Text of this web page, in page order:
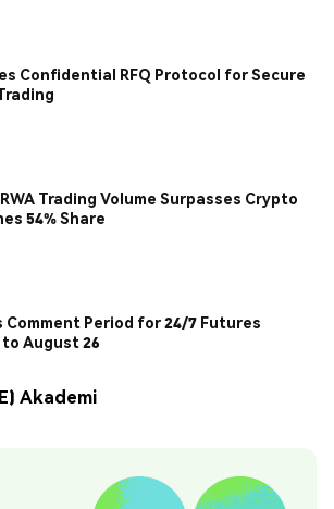
Confidential RFQ Protocol for Secure
Trading Volume Surpasses Crypto
54% Share
Comment Period for 24/7 Futures
August 26
Akademi